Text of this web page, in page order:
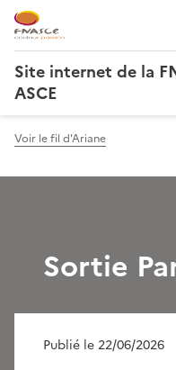
Site internet de la
ASCE
Voir le fil d'Ariane
Sortie
Publié le 22/06/2026